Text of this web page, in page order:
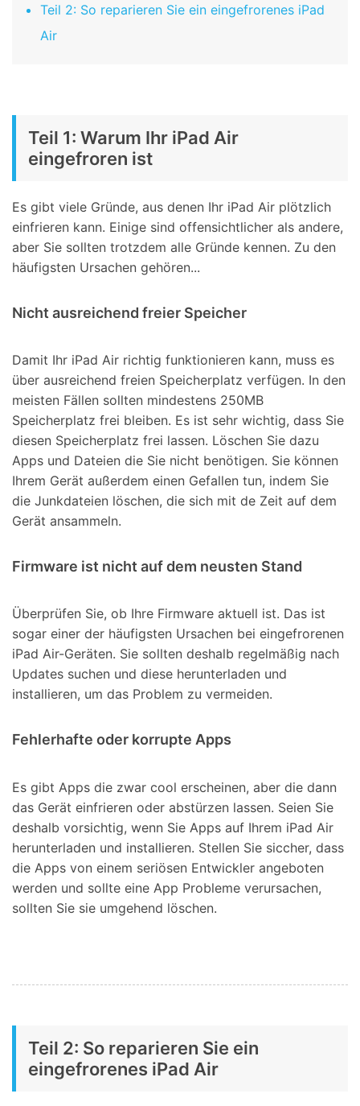
Teil 2: So reparieren Sie ein eingefrorenes iPad
Air
Teil 1: Warum Ihr iPad Air
eingefroren ist
Es gibt viele Gründe, aus denen Ihr iPad Air plötzlich
einfrieren kann. Einige sind offensichtlicher als andere,
aber Sie sollten trotzdem alle Gründe kennen. Zu den
häufigsten Ursachen gehören...
Nicht ausreichend freier Speicher
Damit Ihr iPad Air richtig funktionieren kann, muss es
über ausreichend freien Speicherplatz verfügen. In den
meisten Fällen sollten mindestens 250MB
Speicherplatz frei bleiben. Es ist sehr wichtig, dass Sie
diesen Speicherplatz frei lassen. Löschen Sie dazu
Apps und Dateien die Sie nicht benötigen. Sie können
Ihrem Gerät außerdem einen Gefallen tun, indem Sie
die Junkdateien löschen, die sich mit de Zeit auf dem
Gerät ansammeln.
Firmware ist nicht auf dem neusten Stand
Überprüfen Sie, ob Ihre Firmware aktuell ist. Das ist
sogar einer der häufigsten Ursachen bei eingefrorenen
iPad Air-Geräten. Sie sollten deshalb regelmäßig nach
Updates suchen und diese herunterladen und
installieren, um das Problem zu vermeiden.
Fehlerhafte oder korrupte Apps
Es gibt Apps die zwar cool erscheinen, aber die dann
das Gerät einfrieren oder abstürzen lassen. Seien Sie
deshalb vorsichtig, wenn Sie Apps auf Ihrem iPad Air
herunterladen und installieren. Stellen Sie siccher, dass
die Apps von einem seriösen Entwickler angeboten
werden und sollte eine App Probleme verursachen,
sollten Sie sie umgehend löschen.
Teil 2: So reparieren Sie ein
eingefrorenes iPad Air